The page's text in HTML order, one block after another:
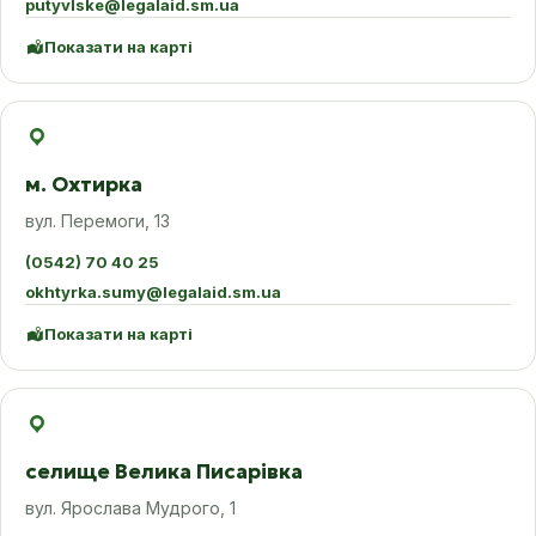
putyvlske@legalaid.sm.ua
Показати на карті
м. Охтирка
вул. Перемоги, 13
(0542) 70 40 25
okhtyrka.sumy@legalaid.sm.ua
Показати на карті
селище Велика Писарівка
вул. Ярослава Мудрого, 1